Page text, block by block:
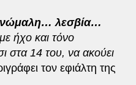
λεσβία…
ήχο και τόνο
στα 14 του, να ακούει
τον εφιάλτη της